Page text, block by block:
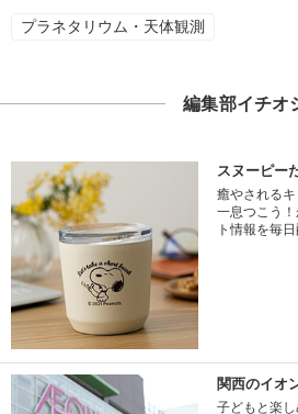
プラネタリウム・天体観測
編集部イチオ
スヌーピー
癒やされる
一息つこう
ト情報を毎
関西のイオ
子どもと楽